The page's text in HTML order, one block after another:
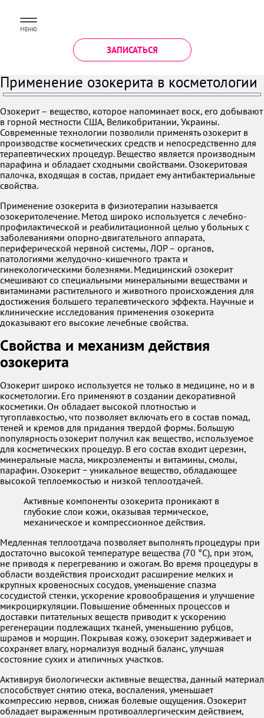
МЕНЮ
ЗАПИСАТЬСЯ
Применение озокерита в косметологии
Озокерит – вещество, которое напоминает воск, его добывают
в горной местности США, Великобритании, Украины.
Современные технологии позволили применять озокерит в
производстве косметических средств и непосредственно для
терапевтических процедур. Вещество является производным
парафина и обладает сходными свойствами. Озокеритовая
палочка, входящая в состав, придает ему антибактериальные
свойства.
Применение озокерита в физиотерапии называется
озокеритолечение. Метод широко используется с лечебно-
профилактической и реабилитационной целью у больных с
заболеваниями опорно-двигательного аппарата,
периферической нервной системы, ЛОР – органов,
патологиями желудочно-кишечного тракта и
гинекологическими болезнями. Медицинский озокерит
смешивают со специальными минеральными веществами и
витаминами растительного и животного происхождения для
достижения большего терапевтического эффекта. Научные и
клинические исследования применения озокерита
доказывают его высокие лечебные свойства.
Свойства и механизм действия
озокерита
Озокерит широко используется не только в медицине, но и в
косметологии. Его применяют в создании декоративной
косметики. Он обладает высокой плотностью и
тугоплавкостью, что позволяет включать его в состав помад,
теней и кремов для придания твердой формы. Большую
популярность озокерит получил как вещество, используемое
для косметических процедур. В его состав входит церезин,
минеральные масла, микроэлементы и витамины, смолы,
парафин. Озокерит − уникальное вещество, обладающее
высокой теплоемкостью и низкой теплоотдачей.
Активные компоненты озокерита проникают в
глубокие слои кожи, оказывая термическое,
механическое и компрессионное действия.
Медленная теплоотдача позволяет выполнять процедуры при
достаточно высокой температуре вещества (70 °C), при этом,
не приводя к перегреванию и ожогам. Во время процедуры в
области воздействия происходит расширение мелких и
крупных кровеносных сосудов, уменьшение спазма
сосудистой стенки, ускорение кровообращения и улучшение
микроциркуляции. Повышение обменных процессов и
доставки питательных веществ приводит к ускорению
регенерации подлежащих тканей, уменьшению рубцов,
шрамов и морщин. Покрывая кожу, озокерит задерживает и
сохраняет влагу, нормализуя водный баланс, улучшая
состояние сухих и атипичных участков.
Активируя биологически активные вещества, данный материал
способствует снятию отека, воспаления, уменьшает
компрессию нервов, снижая болевые ощущения. Озокерит
обладает выраженным противоаллергическим действием,